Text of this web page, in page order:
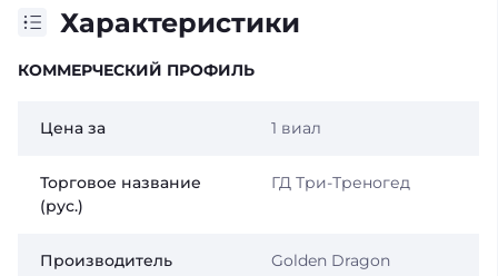
Характеристики
КОММЕРЧЕСКИЙ ПРОФИЛЬ
Цена за 1 виал
Торговое название
(рус.)
ГД Три-Треногед
Производитель Golden Dragon